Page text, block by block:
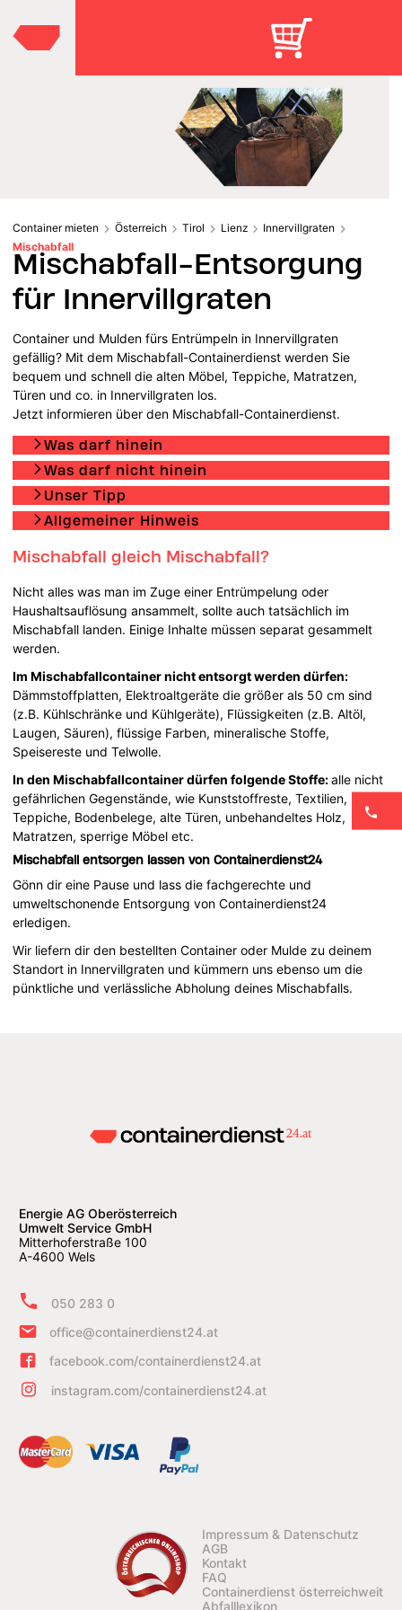
Container mieten Österreich Tirol Lienz
Innervillgraten
Mischabfall
Mischabfall-Entsorgung
für Innervillgraten
Container und Mulden fürs Entrümpeln in Innervillgraten
gefällig? Mit dem Mischabfall-Containerdienst werden Sie
bequem und schnell die alten Möbel, Teppiche, Matratzen,
Türen und co. in Innervillgraten los.
Jetzt informieren über den Mischabfall-Containerdienst.
Was darf hinein
Was darf nicht hinein
Unser Tipp
Allgemeiner Hinweis
Mischabfall gleich Mischabfall?
Nicht alles was man im Zuge einer Entrümpelung oder
Haushaltsauflösung ansammelt, sollte auch tatsächlich im
Mischabfall landen. Einige Inhalte müssen separat gesammelt
werden.
Im Mischabfallcontainer nicht entsorgt werden dürfen:
Dämmstoffplatten, Elektroaltgeräte die größer als 50 cm sind
(z.B. Kühlschränke und Kühlgeräte), Flüssigkeiten (z.B. Altöl,
Laugen, Säuren), flüssige Farben, mineralische Stoffe,
Speisereste und Telwolle.
In den Mischabfallcontainer dürfen folgende Stoffe:alle nicht
gefährlichen Gegenstände, wie Kunststoffreste, Textilien,
Teppiche, Bodenbelege, alte Türen, unbehandeltes Holz,
Matratzen, sperrige Möbel etc.
Mischabfall entsorgen lassen von Containerdienst24
Gönn dir eine Pause und lass die fachgerechte und
umweltschonende Entsorgung von Containerdienst24
erledigen.
Wir liefern dir den bestellten Container oder Mulde zu deinem
Standort in Innervillgraten und kümmern uns ebenso um die
pünktliche und verlässliche Abholung deines Mischabfalls.
Energie AG Oberösterreich
Umwelt Service GmbH
Mitterhoferstraße 100
A-4600 Wels
050 283 0
office@containerdienst24.at
facebook.com/containerdienst24.at
instagram.com/containerdienst24.at
Impressum & Datenschutz
AGB
Kontakt
FAQ
Containerdienst österreichweit
Abfalllexikon